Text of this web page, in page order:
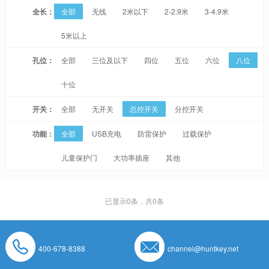
全长： 全部 无线 2米以下 2-2.9米 3-4.9米
5米以上
孔位： 全部 三位及以下 四位 五位 六位 八位
十位
开关： 全部 无开关 总控开关 分控开关
功能： 全部 USB充电 防雷保护 过载保护
儿童保护门 大功率插座 其他
已显示0条，共0条
400-678-8388 channel@huntkey.net